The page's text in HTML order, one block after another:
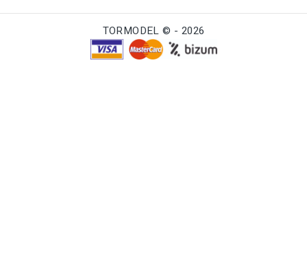
TORMODEL © - 2026